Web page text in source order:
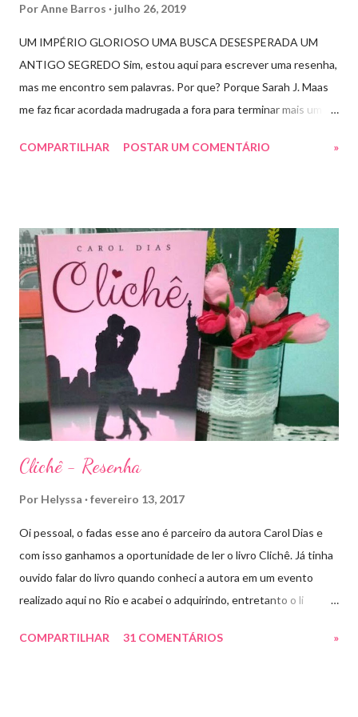
PorAnne Barros julho 26, 2019
UM IMPÉRIO GLORIOSO UMA BUSCA DESESPERADA UM
ANTIGO SEGREDO Sim, estou aqui para escrever uma resenha,
mas me encontro sem palavras. Por que? Porque Sarah J. Maas
me faz ficar acordada madrugada a fora para terminar mais um
romance da Saga Trono de Vidro que ocorre simultaneamente
todos meio atordoados com tudo que Dorian e Aelin fizeram e,
principalmente, descobriram sobre o Pai do Príncipe, agora Rei
de Ardalan. Todos têm uma missão nessa guerra mesmo que
ainda um pouco indefinida. Aelin deixa Ardalan nas mãos de seu
Rei e segue com sua corte para casa, para finalmente rever seu
lar, Terrasen. Com um novo rei no trono, Chaol Westfall passa a
ser Mão do Rei de Ardalan, e Nesryn Faliq a nova Capitã da
Guarda. Entret...
COMPARTILHAR POSTAR UM COMENTÁRIO »
Clichê - Resenha
Por Helyssa fevereiro 13, 2017
Oi pessoal, o fadas esse ano é parceiro da autora Carol Dias e
com isso ganhamos a oportunidade de ler o livro Clichê. Já tinha
ouvido falar do livro quando conheci a autora em um evento
realizado aqui no Rio e acabei o adquirindo, entretanto o li
cada capítulo tem uns coraçõezinhos que ficaram muito fofos
COMPARTILHAR 31 COMENTÁRIOS »